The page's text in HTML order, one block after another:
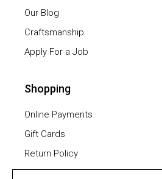
Our Blog
Craftsmanship
Apply For a Job
Shopping
Online Payments
Gift Cards
Return Policy
Furniture Assembling